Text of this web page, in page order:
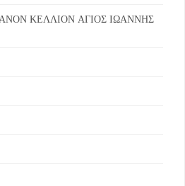
ΚΕΛΛΙΟΝ ΑΓΙΟΣ ΙΩΑΝΝΗΣ